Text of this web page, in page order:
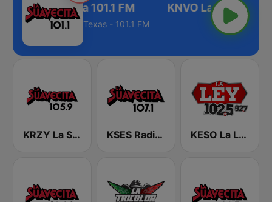
La Suavecita 101.1 FM
Texas - 101.1 FM
KRZY La Suavecita 105.9 FM KSES Radio La Suavecita 107.1 KESO La Ley 102.5 and 92.7 FM